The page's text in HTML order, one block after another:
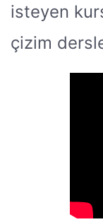
isteyen
çizim